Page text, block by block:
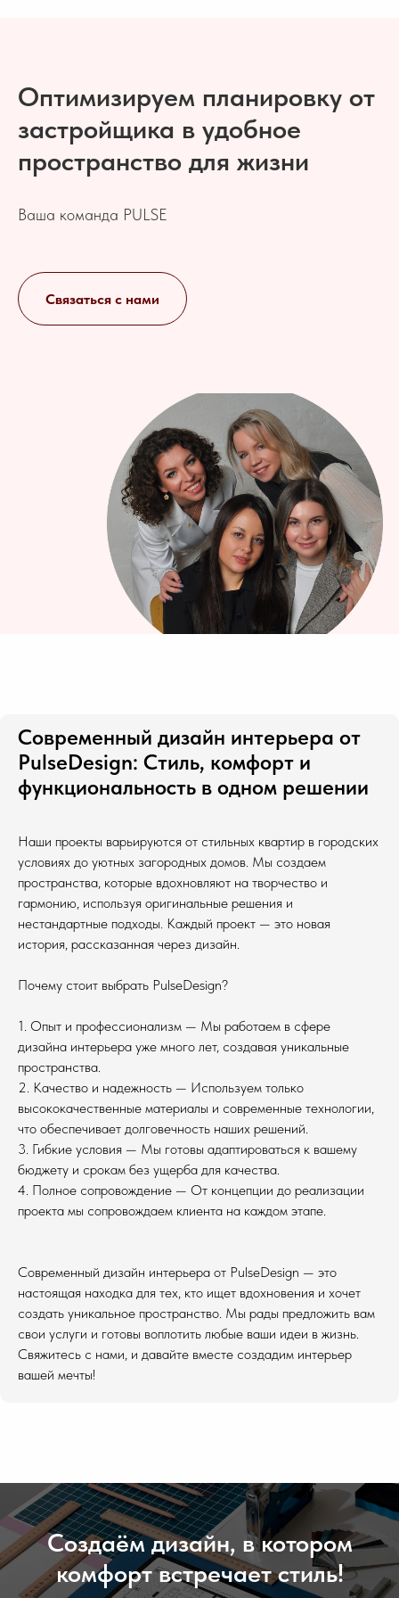
Оптимизируем планировку от
застройщика в удобное
пространство для жизни
Ваша команда PULSE
Связаться с нами
Современный дизайн интерьера от
PulseDesign: Стиль, комфорт и
функциональность в одном решении
Наши проекты варьируются от стильных квартир в городских
условиях до уютных загородных домов. Мы создаем
пространства, которые вдохновляют на творчество и
гармонию, используя оригинальные решения и
нестандартные подходы. Каждый проект — это новая
история, рассказанная через дизайн.
Почему стоит выбрать PulseDesign?
1. Опыт и профессионализм — Мы работаем в сфере
дизайна интерьера уже много лет, создавая уникальные
пространства.
2. Качество и надежность — Используем только
высококачественные материалы и современные технологии,
что обеспечивает долговечность наших решений.
3. Гибкие условия — Мы готовы адаптироваться к вашему
бюджету и срокам без ущерба для качества.
4. Полное сопровождение — От концепции до реализации
проекта мы сопровождаем клиента на каждом этапе.
Современный дизайн интерьера от PulseDesign — это
настоящая находка для тех, кто ищет вдохновения и хочет
создать уникальное пространство. Мы рады предложить вам
свои услуги и готовы воплотить любые ваши идеи в жизнь.
Свяжитесь с нами, и давайте вместе создадим интерьер
вашей мечты!
Создаём дизайн, в котором
комфорт встречает стиль!